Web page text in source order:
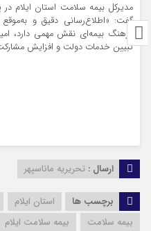
مدیرکل بیمه سلامت استان ایلام در
گفت: «اطلاع‌رسانی دقیق و
فرهنگ بیمه‌ای نقش مهمی دارد،
تبیین خدمات دولت و افزایش
ارسال : تحریریه ماناسپهر
برچسب ها استان ایلام
بیمه سلامت
بیمه سلامت ایلام